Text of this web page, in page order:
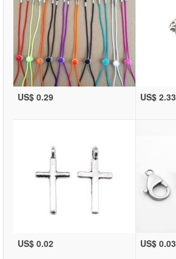
US$ 0.29 US$ 2.33
US$ 0.02 US$ 0.03